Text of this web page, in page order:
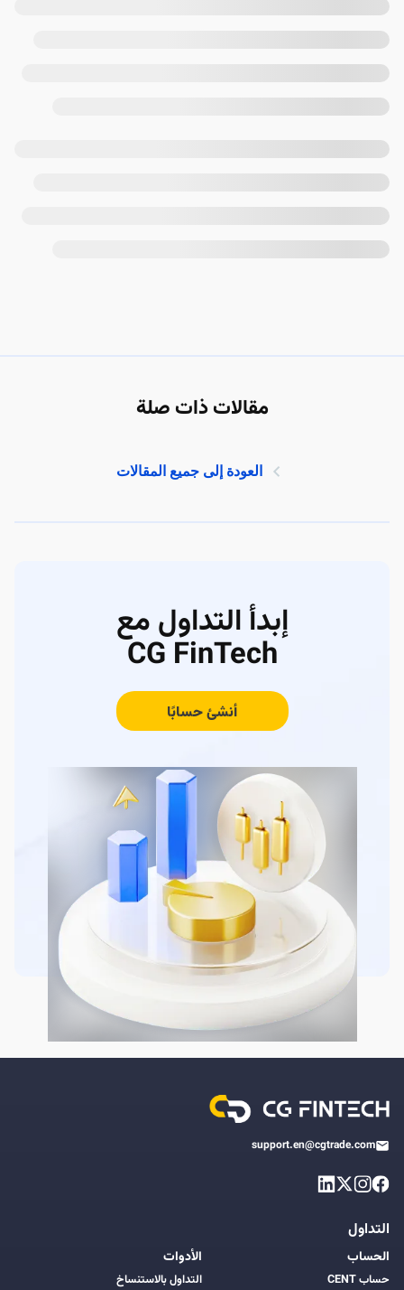
مقالات ذات صلة
العودة إلى جميع المقالات
إبدأ التداول مع
CG FinTech
أنشئ حسابًا
support.en@cgtrade.com
التداول
الحساب
حساب CENT
الأدوات
التداول بالاستنساخ